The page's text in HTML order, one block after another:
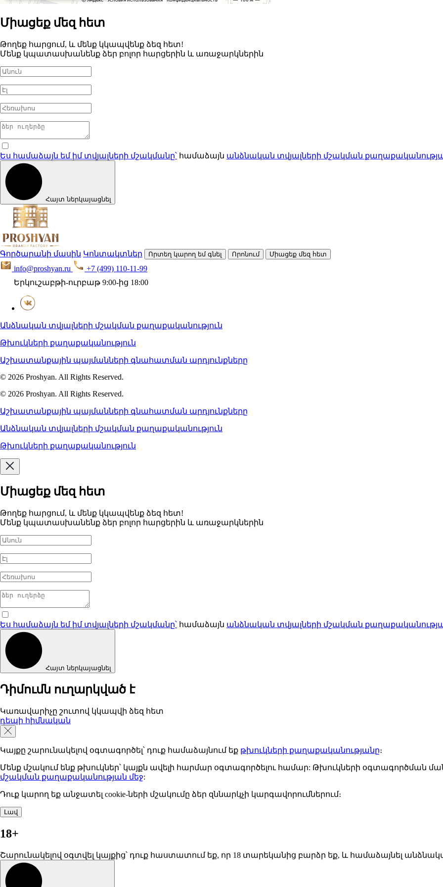
Միացեք մեզ հետ
Թողեք հարցում, և մենք կկապվենք ձեզ հետ!
Մենք կպատասխանենք ձեր բոլոր հարցերին և առաջարկներին
Ես համաձայն եմ իմ տվյալների մշակմանը՝ համաձայն անձնական տվյալների մշակման
Հայտ ներկայացնել
Գործարանի մասին Կոնտակտներ Որտեղ կարող եմ գնել Որոնում Միացեք մեզ հետ
info@proshyan.ru
+7 (499) 110-11-99
Երկուշաբթի-ուրբաթ 9:00-ից 18:00
Անձնական տվյալների մշակման քաղաքականություն
Թխուկների քաղաքականություն
Աշխատանքային պայմանների գնահատման արդյունքները
© 2026 Proshyan. All Rights Reserved.
© 2026 Proshyan. All Rights Reserved.
Աշխատանքային պայմանների գնահատման արդյունքները
Անձնական տվյալների մշակման քաղաքականություն
Թխուկների քաղաքականություն
Միացեք մեզ հետ
Թողեք հարցում, և մենք կկապվենք ձեզ հետ!
Մենք կպատասխանենք ձեր բոլոր հարցերին և առաջարկներին
Ես համաձայն եմ իմ տվյալների մշակմանը՝ համաձայն անձնական տվյալների մշակման
Հայտ ներկայացնել
Դիմումն ուղարկված է
Կառավարիչը շուտով կկապվի ձեզ հետ
դեպի հիմնական
Կայքը շարունակելով օգտագործել՝ դուք համաձայնում եք թխուկների քաղաքականությանը։
Մենք մշակում ենք թխուկներ՝ կայքն ավելի հարմար օգտագործելու համար: Թխուկների օգտագործման
մշակման քաղաքականության մեջ:
Դուք կարող եք անջատել cookie-ների մշակումը ձեր զննարկչի կարգավորումներում։
Լավ
18+
Շարունակելով օգտվել կայքից՝ դուք հաստատում եք, որ 18 տարեկանից բարձր եք, և համաձայնել